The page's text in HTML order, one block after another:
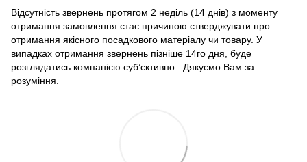
Відсутність звернень протягом 2 неділь (14 днів) з моменту
отримання замовлення стає причиною стверджувати про
отримання якісного посадкового матеріалу чи товару. У
випадках отримання звернень пізніше 14го дня, буде
розглядатись компанією суб’єктивно. Дякуємо Вам за
розуміння.